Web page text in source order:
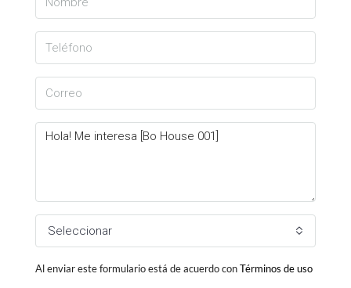
Seleccionar
Al enviar este formulario está de acuerdo conTérminos de uso